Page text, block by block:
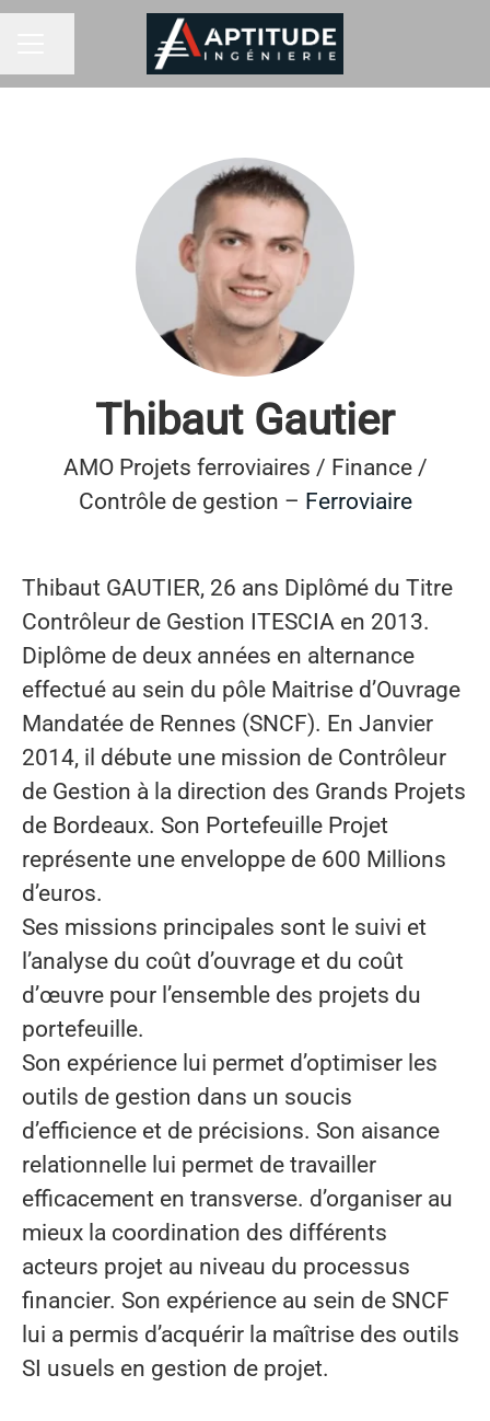
MENU DE CARREIRAS
Partilhar página
Thibaut Gautier
AMO Projets ferroviaires / Finance /
Contrôle de gestion – Ferroviaire
Thibaut GAUTIER, 26 ans Diplômé du Titre
Contrôleur de Gestion ITESCIA en 2013.
Diplôme de deux années en alternance
effectué au sein du pôle Maitrise d’Ouvrage
Mandatée de Rennes (SNCF). En Janvier
2014, il débute une mission de Contrôleur
de Gestion à la direction des Grands Projets
de Bordeaux. Son Portefeuille Projet
représente une enveloppe de 600 Millions
d’euros.
Ses missions principales sont le suivi et
l’analyse du coût d’ouvrage et du coût
d’œuvre pour l’ensemble des projets du
portefeuille.
Son expérience lui permet d’optimiser les
outils de gestion dans un soucis
d’efficience et de précisions. Son aisance
relationnelle lui permet de travailler
efficacement en transverse. d’organiser au
mieux la coordination des différents
acteurs projet au niveau du processus
financier. Son expérience au sein de SNCF
lui a permis d’acquérir la maîtrise des outils
SI usuels en gestion de projet.